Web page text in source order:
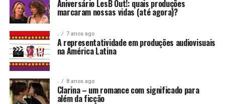
Aniversário LesB Out!: quais produções
marcaram nossas vidas (até agora)?
. 7 anos ago
A representatividade em produções audiovisuais
na América Latina
. 8 anos ago
Clarina – um romance com significado para
além da ficção